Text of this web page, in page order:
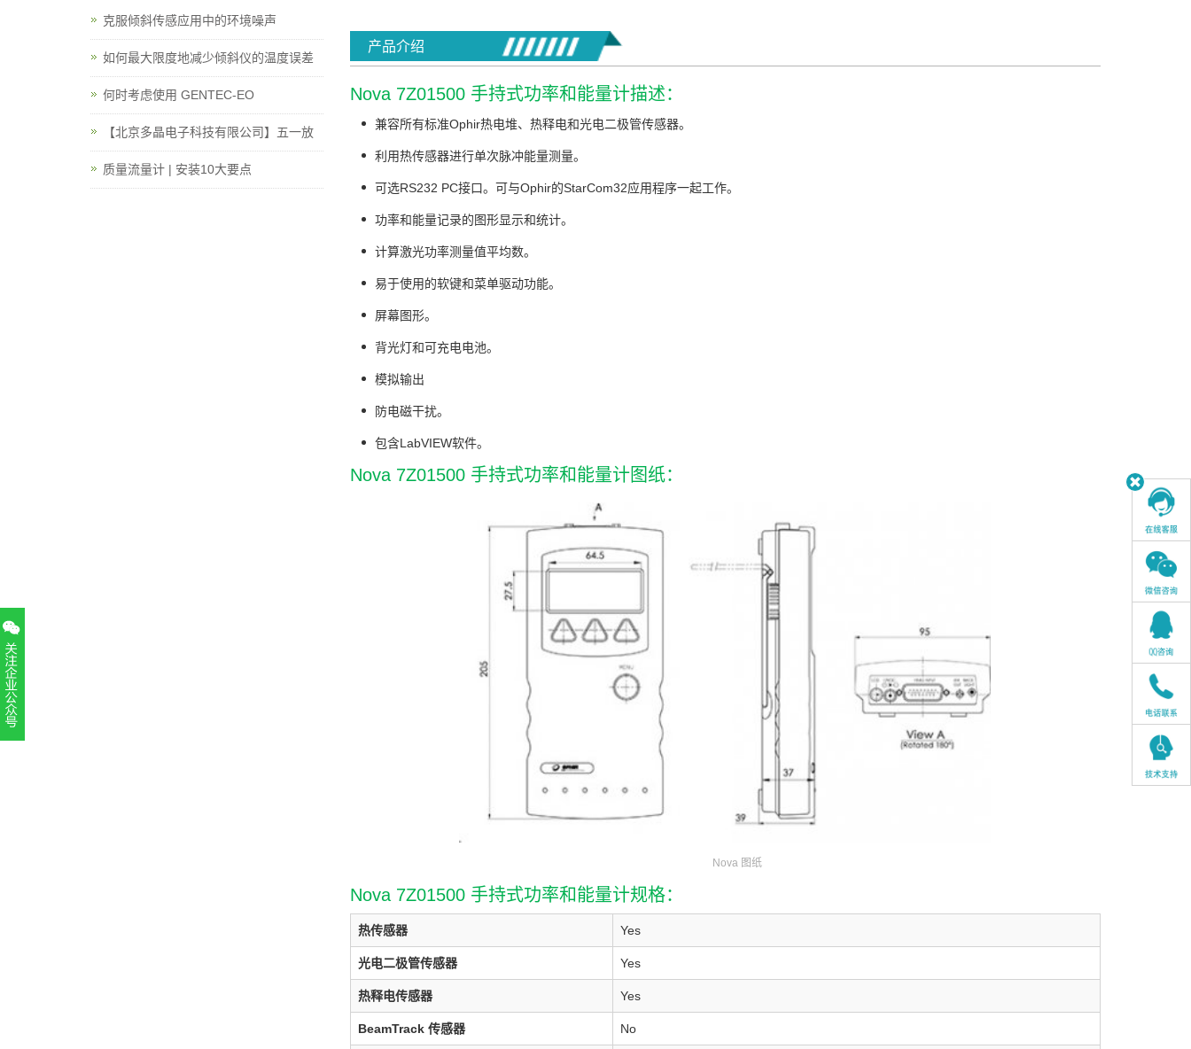
产品介绍
Nova 7Z01500 手持式功率和能量计描述：
兼容所有标准Ophir热电堆、热释电和光电二极管传感器。
利用热传感器进行单次脉冲能量测量。
可选RS232 PC接口。可与Ophir的StarCom32应用程序一起工作。
功率和能量记录的图形显示和统计。
计算激光功率测量值平均数。
易于使用的软键和菜单驱动功能。
屏幕图形。
背光灯和可充电电池。
模拟输出
防电磁干扰。
包含LabVIEW软件。
Nova 7Z01500 手持式功率和能量计图纸：
Nova 图纸
Nova 7Z01500 手持式功率和能量计规格：
热传感器 Yes
光电二极管传感器 Yes
热释电传感器 Yes
BeamTrack 传感器 No
克服倾斜传感应用中的环境噪声
如何最大限度地减少倾斜仪的温度误差
何时考虑使用 GENTEC-EO
【北京多晶电子科技有限公司】五一放
质量流量计 | 安装10大要点
扫一扫，关注官方账号